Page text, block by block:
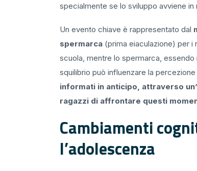
specialmente se lo sviluppo avviene
Un evento chiave è rappresentato dal
spermarca (prima eiaculazione) per
scuola, mentre lo spermarca,
squilibrio può influenzare la
informati in anticipo, attraverso
ragazzi di affrontare questi
Cambiamenti
l’adolescenza